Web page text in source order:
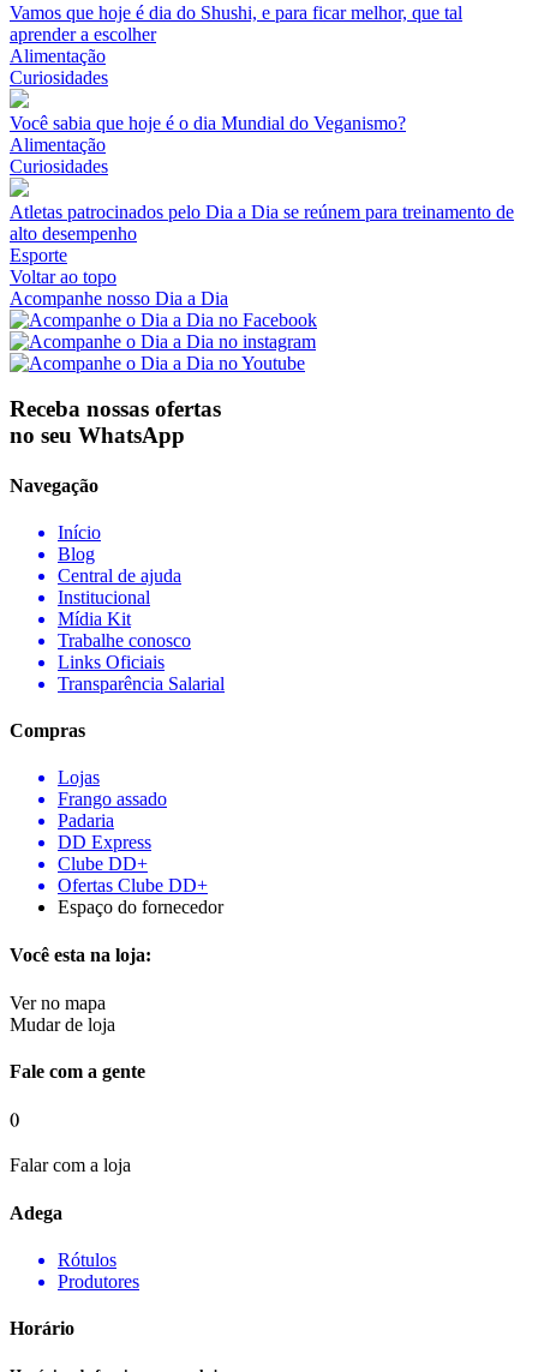
Vamos que hoje é dia do Shushi, e para ficar melhor, que tal
aprender a escolher
Alimentação
Curiosidades
Você sabia que hoje é o dia Mundial do Veganismo?
Alimentação
Curiosidades
Atletas patrocinados pelo Dia a Dia se reúnem para treinamento de
alto desempenho
Esporte
Voltar ao topo
Acompanhe nosso Dia a Dia
Receba nossas ofertas
no seu WhatsApp
Navegação
Início
Blog
Central de ajuda
Institucional
Mídia Kit
Trabalhe conosco
Links Oficiais
Transparência Salarial
Compras
Lojas
Frango assado
Padaria
DD Express
Clube DD+
Ofertas Clube DD+
Espaço do fornecedor
Você esta na loja:
Ver no mapa
Mudar de loja
Fale com a gente
()
Falar com a loja
Adega
Rótulos
Produtores
Horário